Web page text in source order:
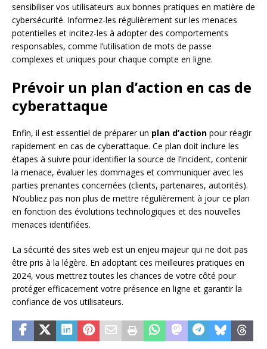
sensibiliser vos utilisateurs aux bonnes pratiques en matière de
cybersécurité. Informez-les régulièrement sur les menaces
potentielles et incitez-les à adopter des comportements
responsables, comme l’utilisation de mots de passe
complexes et uniques pour chaque compte en ligne.
Prévoir un plan d’action en cas de
cyberattaque
Enfin, il est essentiel de préparer un plan d’action pour réagir
rapidement en cas de cyberattaque. Ce plan doit inclure les
étapes à suivre pour identifier la source de l’incident, contenir
la menace, évaluer les dommages et communiquer avec les
parties prenantes concernées (clients, partenaires, autorités).
N’oubliez pas non plus de mettre régulièrement à jour ce plan
en fonction des évolutions technologiques et des nouvelles
menaces identifiées.
La sécurité des sites web est un enjeu majeur qui ne doit pas
être pris à la légère. En adoptant ces meilleures pratiques en
2024, vous mettrez toutes les chances de votre côté pour
protéger efficacement votre présence en ligne et garantir la
confiance de vos utilisateurs.